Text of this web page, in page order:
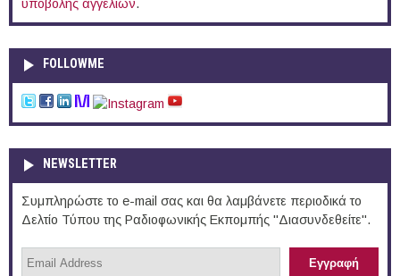
υποβολής αγγελιών.
FOLLOWME
NEWSLETTER
Συμπληρώστε το e-mail σας και θα λαμβάνετε περιοδικά το
Δελτίο Τύπου της Ραδιοφωνικής Εκπομπής "Διασυνδεθείτε".